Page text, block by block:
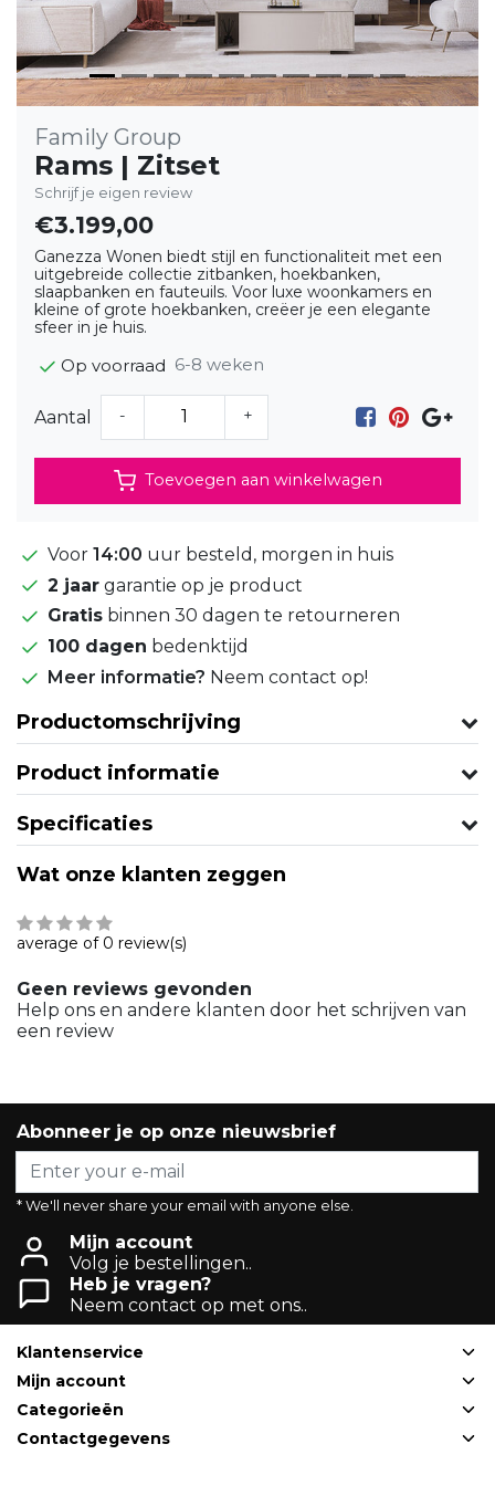
Family Group
Rams | Zitset
Schrijf je eigen review
€3.199,00
Ganezza Wonen biedt stijl en functionaliteit met een
uitgebreide collectie zitbanken, hoekbanken,
slaapbanken en fauteuils. Voor luxe woonkamers en
kleine of grote hoekbanken, creëer je een elegante
sfeer in je huis.
Op voorraad 6-8 weken
Aantal - +
Toevoegen aan winkelwagen
Voor 14:00 uur besteld, morgen in huis
2 jaar garantie op je product
Gratis binnen 30 dagen te retourneren
100 dagen bedenktijd
Meer informatie? Neem contact op!
Productomschrijving
Product informatie
Specificaties
Wat onze klanten zeggen
average of 0 review(s)
Geen reviews gevonden
Help ons en andere klanten door het schrijven van
een review
Abonneer je op onze nieuwsbrief
* We'll never share your email with anyone else.
Mijn account
Volg je bestellingen..
Heb je vragen?
Neem contact op met ons..
Klantenservice
Mijn account
Categorieën
Contactgegevens